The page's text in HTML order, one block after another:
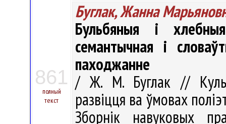
861
полный
текст
Буглак, Жанна
Бульбяныя і
семантычная і
паходжанне
/ Ж. М. Буглак //
развіцця ва ўмовах
Зборнік навуковых